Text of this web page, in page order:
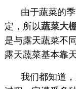
由于蔬菜的
定，所以蔬菜大棚
是与露天蔬菜不
露天蔬菜基本靠
我们都知道